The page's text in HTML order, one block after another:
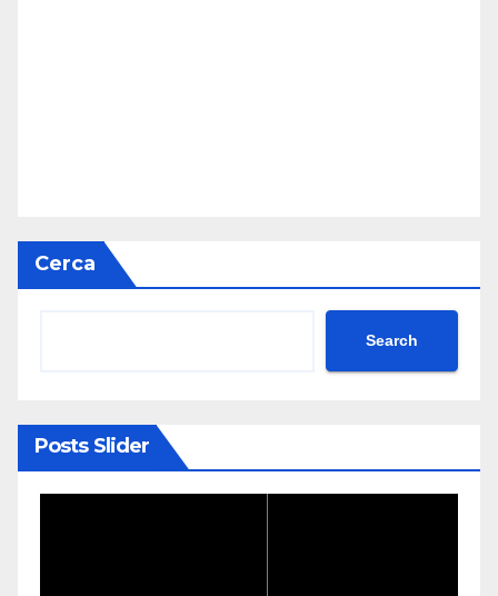
Cerca
Search
Posts Slider